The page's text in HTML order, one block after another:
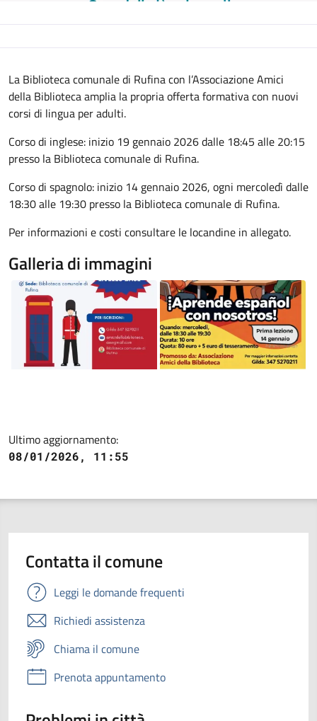
Descrizione
La Biblioteca comunale di Rufina con l’Associazione Amici
della Biblioteca amplia la propria offerta formativa con nuovi
corsi di lingua per adulti.
Corso di inglese: inizio 19 gennaio 2026 dalle 18:45 alle 20:15
presso la Biblioteca comunale di Rufina.
Corso di spagnolo: inizio 14 gennaio 2026, ogni mercoledì dalle
18:30 alle 19:30 presso la Biblioteca comunale di Rufina.
Per informazioni e costi consultare le locandine in allegato.
Galleria di immagini
Image
Image
Ultimo aggiornamento:
08/01/2026, 11:55
Contatta il comune
Leggi le domande frequenti
Richiedi assistenza
Chiama il comune
Prenota appuntamento